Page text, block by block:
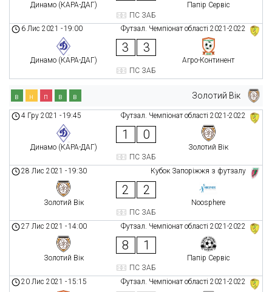
Динамо (КАРА-ДАГ)
Папір Сервіс
ПС ЗАБ
Футзал. Чемпіонат області 2021-2022
6 Лис 2021 -19:00
Динамо (КАРА-ДАГ)
3 3
Агро-Континент
ПС ЗАБ
Золотий Вік
в н п в в
Футзал. Чемпіонат області 2021-2022
4 Гру 2021 -19:45
Динамо (КАРА-ДАГ)
1 0
Золотий Вік
ПС ЗАБ
Кубок Запоріжжя з футзалу
28 Лис 2021 -19:30
Золотий Вік
2 2
Noosphere
ПС ЗАБ
Футзал. Чемпіонат області 2021-2022
27 Лис 2021 -14:00
Золотий Вік
8 1
Папір Сервіс
ПС ЗАБ
Футзал. Чемпіонат області 2021-2022
20 Лис 2021 -15:15